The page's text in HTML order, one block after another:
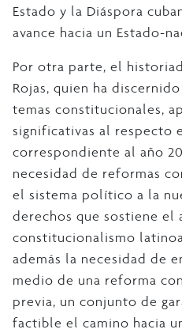
Estado y la Diáspora
avance hacia un Estado-
Por otra parte, el
Rojas, quien ha
temas constitucionales,
significativas al respecto
correspondiente al año
necesidad de reformas
el sistema político a la
derechos que sostiene el
constitucionalismo
además la necesidad de
medio de una reforma
previa, un conjunto de
factible el camino hacia